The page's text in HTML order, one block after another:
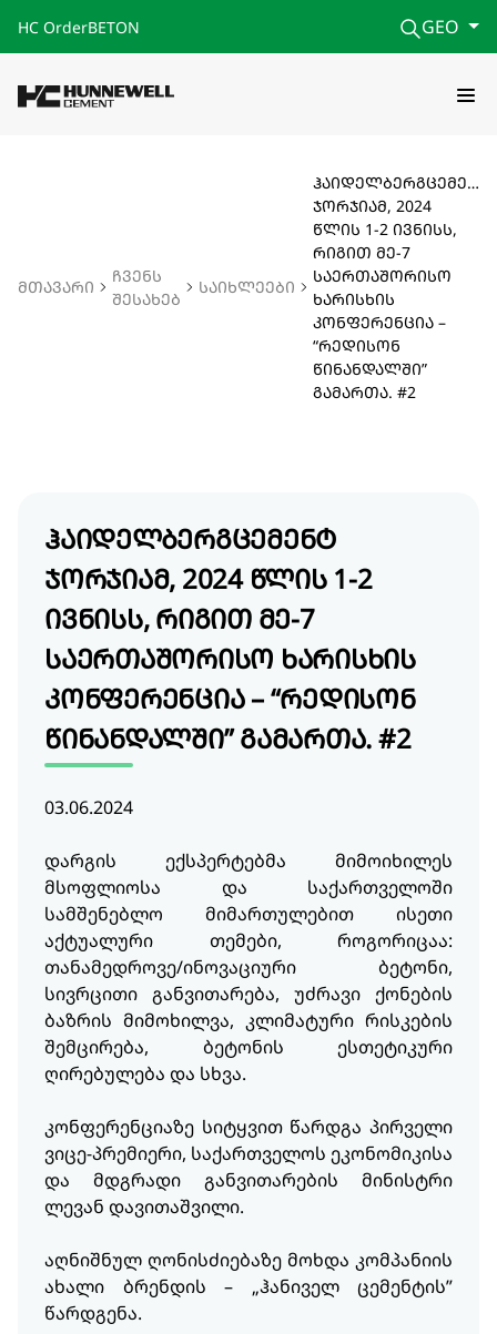
HC OrderBETON GEO
მთავარი
ჩვენს
შესახებ
საიხლეები
ჰაიდელბერგცემენტ
ჯორჯიამ, 2024
წლის 1-2 ივნისს,
რიგით მე-7
საერთაშორისო
ხარისხის
კონფერენცია –
“რედისონ
წინანდალში”
გამართა. #2
ჰაიდელბერგცემენტ
ჯორჯიამ, 2024 წლის 1-2
ივნისს, რიგით მე-7
საერთაშორისო ხარისხის
კონფერენცია – “რედისონ
წინანდალში” გამართა. #2
03.06.2024
დარგის ექსპერტებმა მიმოიხილეს
მსოფლიოსა და საქართველოში
სამშენებლო მიმართულებით ისეთი
აქტუალური თემები, როგორიცაა:
თანამედროვე/ინოვაციური ბეტონი,
სივრცითი განვითარება, უძრავი ქონების
ბაზრის მიმოხილვა, კლიმატური რისკების
შემცირება, ბეტონის ესთეტიკური
ღირებულება და სხვა.
კონფერენციაზე სიტყვით წარდგა პირველი
ვიცე-პრემიერი, საქართველოს ეკონომიკისა
და მდგრადი განვითარების მინისტრი
ლევან დავითაშვილი.
აღნიშნულ ღონისძიებაზე მოხდა კომპანიის
ახალი ბრენდის – „ჰანიველ ცემენტის”
წარდგენა.